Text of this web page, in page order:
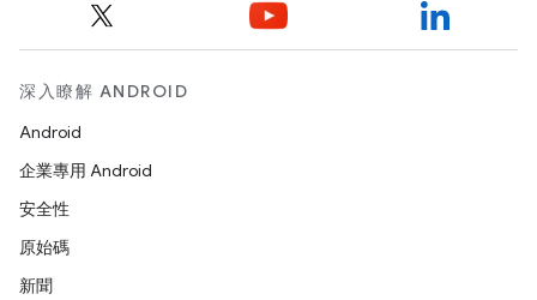
深入瞭解 ANDROID
Android
企業專用 Android
安全性
原始碼
新聞